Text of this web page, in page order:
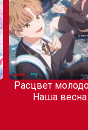
Расцвет
Наша весна